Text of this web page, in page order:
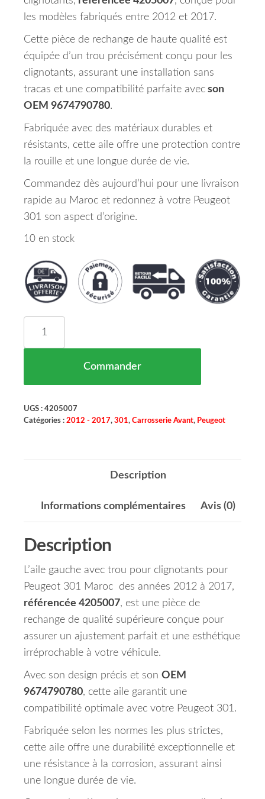
les modèles fabriqués entre 2012 et 2017.
Cette pièce de rechange de haute qualité est
équipée d’un trou précisément conçu pour les
clignotants, assurant une installation sans
tracas et une compatibilité parfaite avec son
OEM 9674790780.
Fabriquée avec des matériaux durables et
résistants, cette aile offre une protection contre
la rouille et une longue durée de vie.
Commandez dès aujourd’hui pour une livraison
rapide au Maroc et redonnez à votre Peugeot
301 son aspect d’origine.
10 en stock
Commander
UGS : 4205007
Catégories : 2012 - 2017, 301, Carrosserie Avant, Peugeot
Description
Informations complémentaires Avis (0)
Description
L’aile gauche avec trou pour clignotants pour
Peugeot 301 Maroc des années 2012 à 2017,
référencée 4205007, est une pièce de
rechange de qualité supérieure conçue pour
assurer un ajustement parfait et une esthétique
irréprochable à votre véhicule.
Avec son design précis et son OEM
9674790780, cette aile garantit une
compatibilité optimale avec votre Peugeot 301.
Fabriquée selon les normes les plus strictes,
cette aile offre une durabilité exceptionnelle et
une résistance à la corrosion, assurant ainsi
une longue durée de vie.